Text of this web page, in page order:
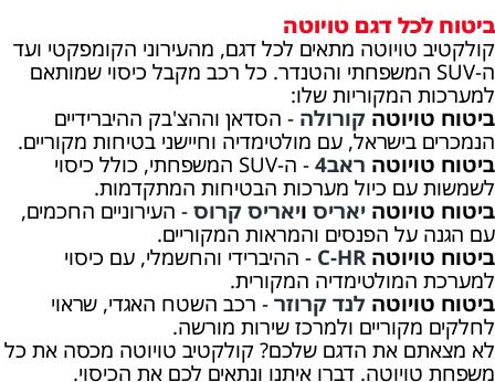
ביטוח לכל דגם טויוטה
קולקטיב טויוטה מתאים לכל דגם, מהעירוני הקומפקטי ועד
ה-SUV המשפחתי והטנדר. כל רכב מקבל כיסוי שמותאם
למערכות המקוריות שלו:
ביטוח טויוטה קורולה - הסדאן וההצ'בק ההיברידיים
הנמכרים בישראל, עם מולטימדיה וחיישני בטיחות מקוריים.
ביטוח טויוטה ראב4
- ה-SUV המשפחתי, כולל כיסוי
לשמשות עם כיול מערכות הבטיחות המתקדמות.
ביטוח טויוטה יאריס ויאריס קרוס - העירוניים החכמים,
עם הגנה על הפנסים והמראות המקוריים.
ביטוח טויוטה C-HR - ההיברידי והחשמלי, עם כיסוי
למערכת המולטימדיה המקורית.
ביטוח טויוטה לנד קרוזר- רכב השטח האגדי, שראוי
לחלקים מקוריים ולמרכז שירות מורשה.
לא מצאתם את הדגם שלכם? קולקטיב טויוטה מכסה את כל
משפחת טויוטה. דברו איתנו ונתאים לכם את הכיסוי.